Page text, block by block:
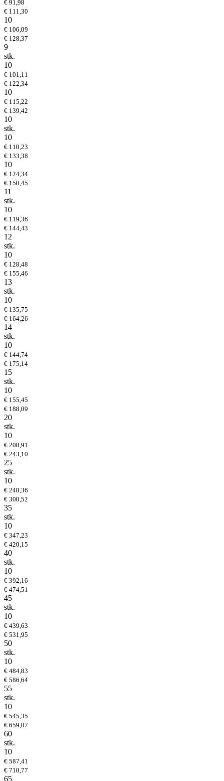
€ 91,98
€ 111,30
10
€ 106,09
€ 128,37
9
stk.
10
€ 101,11
€ 122,34
10
€ 115,22
€ 139,42
10
stk.
10
€ 110,23
€ 133,38
10
€ 124,34
€ 150,45
11
stk.
10
€ 119,36
€ 144,43
12
stk.
10
€ 128,48
€ 155,46
13
stk.
10
€ 135,75
€ 164,26
14
stk.
10
€ 144,74
€ 175,14
15
stk.
10
€ 155,45
€ 188,09
20
stk.
10
€ 200,91
€ 243,10
25
stk.
10
€ 248,36
€ 300,52
35
stk.
10
€ 347,23
€ 420,15
40
stk.
10
€ 392,16
€ 474,51
45
stk.
10
€ 439,63
€ 531,95
50
stk.
10
€ 484,83
€ 586,64
55
stk.
10
€ 545,35
€ 659,87
60
stk.
10
€ 587,41
€ 710,77
65